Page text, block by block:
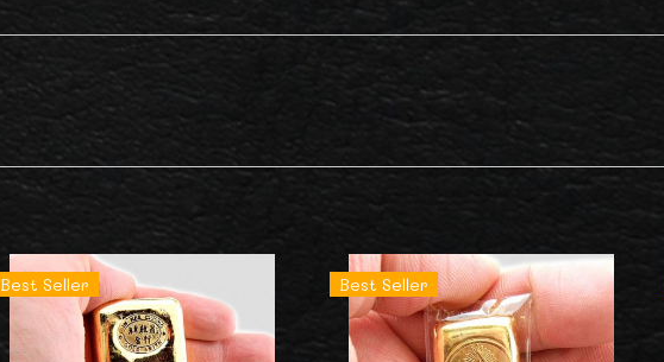
Best Seller Best Seller